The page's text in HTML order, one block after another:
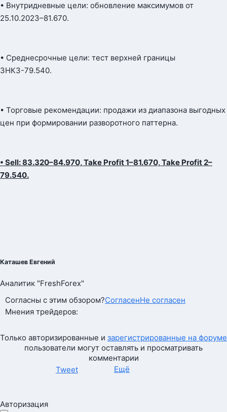
• Внутридневные цели: обновление максимумов от
25.10.2023–81.670.
• Среднесрочные цели: тест верхней границы
ЗНКЗ-79.540.
• Торговые рекомендации: продажи из диапазона выгодных
цен при формировании разворотного паттерна.
• Sell: 83.320–84.970, Take Profit 1–81.670, Take Profit 2–
79.540.
Каташев Евгений
Аналитик "FreshForex"
Согласны с этим обзором?СогласенНе согласен
Мнения трейдеров:
Только авторизированные и зарегистрированные на форуме
пользователи могут оставлять и просматривать
комментарии
Tweet
Ещё
Авторизация